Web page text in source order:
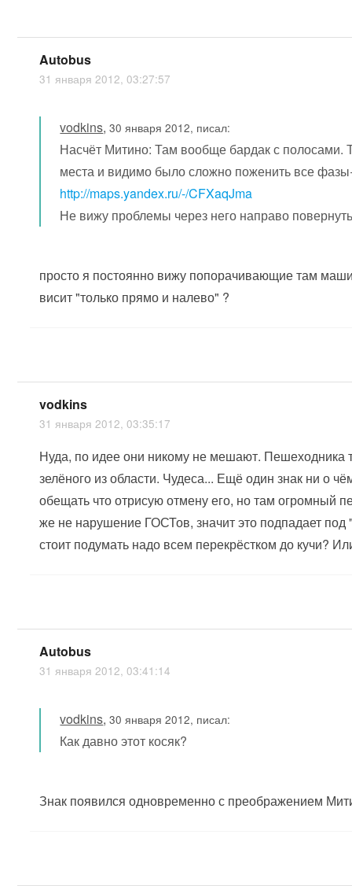
Autobus
31 января 2012, 03:27:57
vodkins,30 января 2012, писал:
Насчёт Митино: Там вообще бардак с полосами.
места и видимо было сложно поженить все
http://maps.yandex.ru/-/CFXaqJma
Не вижу проблемы через него направо
просто я постоянно вижу попорачивающие там
висит "только прямо и налево" ?
vodkins
31 января 2012, 03:35:17
Нуда, по идее они никому не мешают. Пешеходника
зелёного из области. Чудеса... Ещё один знак ни о
обещать что отрисую отмену его, но там огромный
же не нарушение ГОСТов, значит это подпадает
стоит подумать надо всем перекрёстком до кучи?
Autobus
31 января 2012, 03:41:14
vodkins,30 января 2012, писал:
Как давно этот косяк?
Знак появился одновременно с преображением